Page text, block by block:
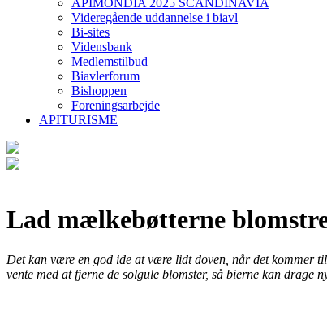
APIMONDIA 2025 SCANDINAVIA
Videregående uddannelse i biavl
Bi-sites
Vidensbank
Medlemstilbud
Biavlerforum
Bishoppen
Foreningsarbejde
APITURISME
Lad mælkebøtterne
Det kan være en god ide at være lidt doven, når det kommer
vente med at fjerne de solgule blomster, så bierne kan